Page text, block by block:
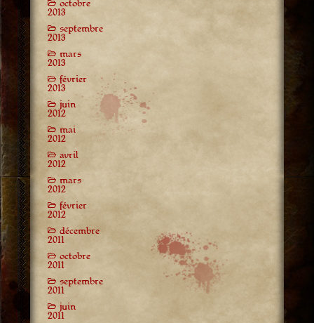
octobre
2013
septembre
2013
mars
2013
février
2013
juin
2012
mai
2012
avril
2012
mars
2012
février
2012
décembre
2011
octobre
2011
septembre
2011
juin
2011